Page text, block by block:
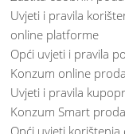
Uvjeti i pravila
online platforme
Opći uvjeti i pravila
Konzum online
Uvjeti i pravila
Konzum Smart
Opći uvjeti korištenja